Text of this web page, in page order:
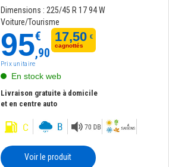
Dimensions : 225/45 R 17 94 W
Voiture/Tourisme
95€
,90
17,50 €
cagnottés
Prix unitaire
En stock web
Livraison gratuite à domicile
et en centre auto
Voir le produit